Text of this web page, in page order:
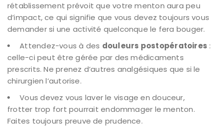
rétablissement prévoit que votre menton aura peu
d’impact, ce qui signifie que vous devez toujours vous
demander si une activité quelconque le fera bouger.
Attendez-vous à des douleurs postopératoires :
celle-ci peut être gérée par des médicaments
prescrits. Ne prenez d’autres analgésiques que si le
chirurgien l’autorise.
Vous devez vous laver le visage en douceur,
frotter trop fort pourrait endommager le menton.
Faites toujours preuve de prudence.